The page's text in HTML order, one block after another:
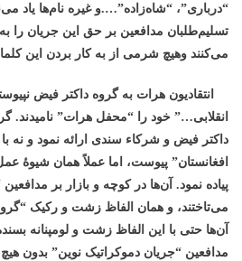
“درباری”، “شاه‌زاده”….و غیره نام‌ها یاد
تسلیم‌طلبان مدافعین بر حق این جریان را
می‌کنند وهیچ شرمی از به کار بردن این
انتقادیون هرات به گروه داکتر فیض
انقلابی…” خود را “محفل هرات” نامیدند.
داکتر فیض و شرکاء سندی ارائه نمود و نه
افغانستان” پیوست، اما عملاً همان شیوۀ
پیاده نمود. آن‌ها در کوچه و بازار بر
می‌تاختند، و همان الفاظ زشت و رکیک
آن‌ها حتی با این الفاظ زشت و لومپنانه
مدافعین “جریان دموکراتیک نوین” بدون